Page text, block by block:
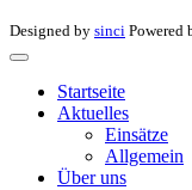
Designed by sinci Powered
Startseite
Aktuelles
Einsätze
Allgemein
Über uns